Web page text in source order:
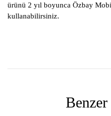
ürünü 2 yıl boyunca Özbay
kullanabilirsiniz.